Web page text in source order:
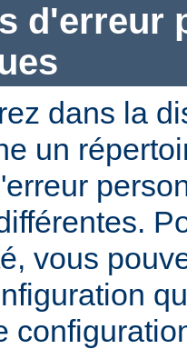
d'erreur
dans la
un
vous